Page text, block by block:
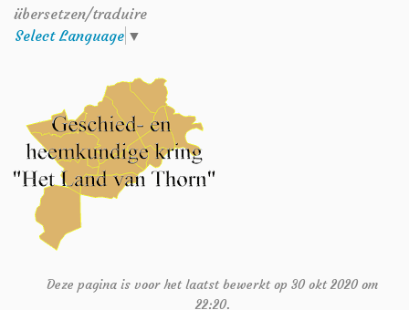
übersetzen/traduire
Select Language ▼
Deze pagina is voor het laatst bewerkt op 30 okt 2020 om
22:20.